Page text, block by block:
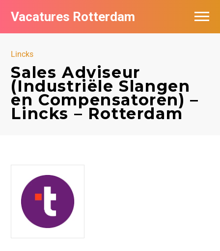
Vacatures Rotterdam
Lincks
Sales Adviseur
(Industriële Slangen
en Compensatoren) –
Lincks – Rotterdam
Vacatures per bedrijf
Nieuwsbrief feed